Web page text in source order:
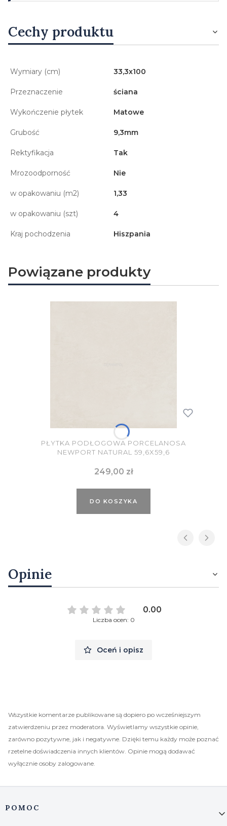
Cechy produktu
Wymiary (cm) 33,3x100
Przeznaczenie ściana
Wykończenie płytek Matowe
Grubość 9,3mm
Rektyfikacja Tak
Mrozoodporność Nie
w opakowaniu (m2) 1,33
w opakowaniu (szt) 4
Kraj pochodzenia Hiszpania
Powiązane produkty
PŁYTKA PODŁOGOWA PORCELANOSA
NEWPORT NATURAL 59,6X59,6
Cena
249,00 zł
DO KOSZYKA
Opinie
0.00
Liczba ocen: 0
Oceń i opisz
Wszystkie komentarze publikowane są dopiero po wcześniejszym
zatwierdzeniu przez moderatora. Wyświetlamy wszystkie opinie,
zarówno pozytywne, jak i negatywne. Dzięki temu każdy może poznać
rzetelne doświadczenia innych klientów. Opinie mogą dodawać
wyłącznie osoby zalogowane.
Linki w stopce
POMOC